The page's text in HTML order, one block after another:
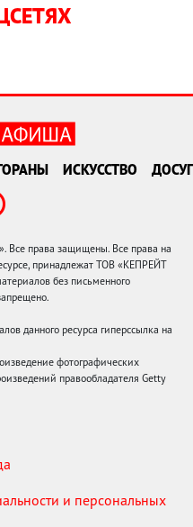
ИСКУССТВО ДОСУГ
права защищены. Все права на
принадлежат ТОВ «КЕПРЕЙТ
без письменного
данного ресурса гиперссылка на
фотографических
правообладателя Getty
и персональных